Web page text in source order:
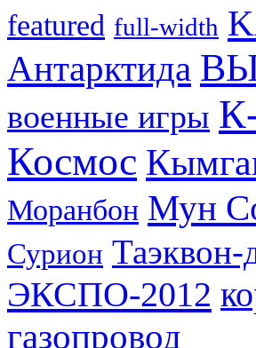
featured full-width
Антарктида
военные игры
Космос
Моранбон Мун
Сурион
ЭКСПО-2012
газопровод